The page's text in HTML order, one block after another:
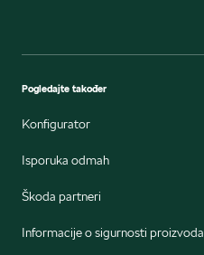
Pogledajte također
Konfigurator
Isporuka odmah
Škoda partneri
Informacije o sigurnosti proizvoda